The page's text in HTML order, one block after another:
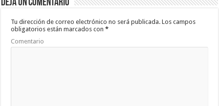
o
o
k
p
p
ar
ti
Deja un comentario
Tu dirección de correo electrónico no será publicada. Los campos
obligatorios están marcados con*
Comentario